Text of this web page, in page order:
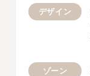
デザイン
ゾーン